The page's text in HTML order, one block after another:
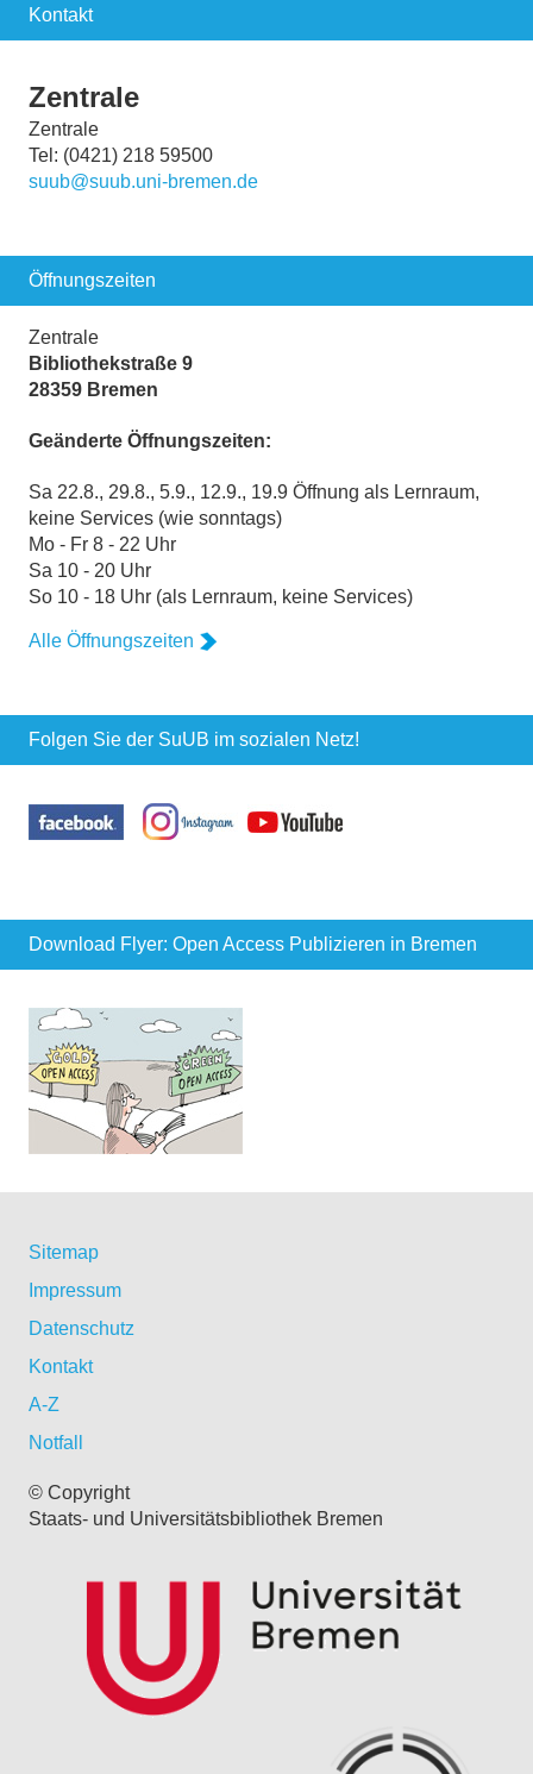
Kontakt
Zentrale
Zentrale
Tel: (0421) 218 59500
suub@suub.uni-bremen.de
Öffnungszeiten
Zentrale
Bibliothekstraße 9
28359 Bremen
Geänderte Öffnungszeiten:
Sa 22.8., 29.8., 5.9., 12.9., 19.9 Öffnung als Lernraum,
keine Services (wie sonntags)
Mo - Fr 8 - 22 Uhr
Sa 10 - 20 Uhr
So 10 - 18 Uhr (als Lernraum, keine Services)
Alle Öffnungszeiten
Folgen Sie der SuUB im sozialen Netz!
Download Flyer: Open Access Publizieren in Bremen
Sitemap
Impressum
Datenschutz
Kontakt
A-Z
Notfall
© Copyright
Staats- und Universitätsbibliothek Bremen